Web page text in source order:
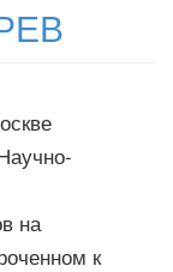
на
к